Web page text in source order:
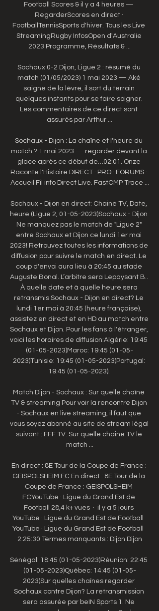
Football Scores & il y a 4 heures —
RegarderScores en direct ·
FootballTennisSports d'hiver. Tous les Live
StreamingRugby InfosOpen d'Australie
2023 Programme, Résultats & ...
Sochaux 0-2 Dijon, Ligue 2 : résumé du
match (01/05/2023) 1 mai 2023 — Aké
saigne de la lèvre, il sort du terrain
quelques instants pour se faire soigner.
Les commentaires de ce direct sont
assurés par Arthur ...
Sochaux - Dijon : La chaîne et l'heure du
match ? 1 mai 2023 — regarder devant la
glace après ce début de…02:01. Onze
Raconte l'Histoire DIRECT · PRO · FORUMS ·
Accueil Fil info Direct Live. FastCMP Trace ...
Sochaux - Dijon en direct: Chaine TV, Date,
heure (Ligue 2, 01-05-2023)Sochaux - Dijon
Ne manquez pas le match de "Ligue 2"
entre Sochaux et Dijon ce lundi 1er mai
2023! Retrouvez toutes les informations de
diffusion pour suivre le match en direct. Le
coup d'envoi aura lieu à 20:45 au stade
Auguste Bonal. L’arbitre sera Lepaysant B..
À quelle date et à quelle heure sera
retransmis Sochaux - Dijon en direct? Le
lundi 1er mai à 20:45 (heure française),
assistez en direct et en HD au match entre
Sochaux et Dijon. Pour les fans à l'étranger,
voici les horaires de diffusion:Algérie: 19:45
(01-05-2023)Maroc: 19:45 (01-05-
2023)Tunisie: 19:45 (01-05-2023)Portugal:
19:45 (01-05-2023).
Match Dijon - Sochaux : Sur quelle chaîne
TV & streaming Pour voir la rencontre Dijon
- Sochaux en live streaming, il faut que
vous soyez abonné au site de stream légal
suivant : FFF TV. Sur quelle chaine TV le
match ...
En direct : 8E Tour de la Coupe de France :
GEISPOLSHEIM FC En direct : 8E Tour de la
Coupe de France : GEISPOLSHEIM
FCYouTube · Ligue du Grand Est de
Football 28,4 k+ vues  ·  il y a 5 jours
YouTube · Ligue du Grand Est de Football
YouTube · Ligue du Grand Est de Football
2:25:30 Termes manquants : Dijon Dijon
Sénégal: 18:45 (01-05-2023)Réunion: 22:45
(01-05-2023)Québec: 14:45 (01-05-
2023)Sur quelles chaînes regarder
Sochaux contre Dijon? La retransmission
sera assurée par beIN Sports 1. Ne